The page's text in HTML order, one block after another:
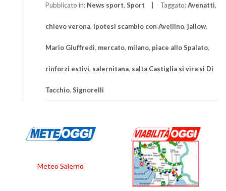
Pubblicato in: News sport, Sport Taggato:Avenatti,
chievo verona, ipotesi scambio con Avellino, jallow,
Mario Giuffredi, mercato, milano, piace allo Spalato,
rinforzi estivi, salernitana, salta Castiglia si vira si Di
Tacchio, Signorelli
Meteo Salerno